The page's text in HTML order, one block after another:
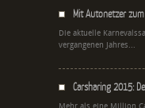
Mit Autonetzer
Die aktuelle
vergangenen Jahres...
Carsharing 2015:
Mehr als eine Million